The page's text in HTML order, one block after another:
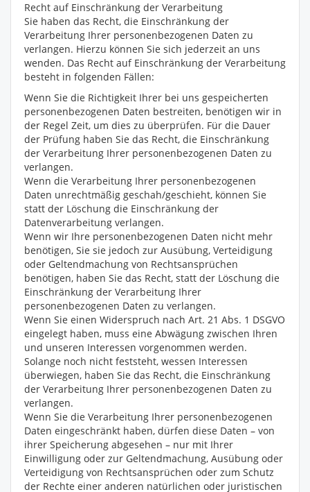
Recht auf Einschränkung der Verarbeitung
Sie haben das Recht, die Einschränkung der
Verarbeitung Ihrer personenbezogenen Daten zu
verlangen. Hierzu können Sie sich jederzeit an uns
wenden. Das Recht auf Einschränkung der Verarbeitung
besteht in folgenden Fällen:
Wenn Sie die Richtigkeit Ihrer bei uns gespeicherten
personenbezogenen Daten bestreiten, benötigen wir in
der Regel Zeit, um dies zu überprüfen. Für die Dauer
der Prüfung haben Sie das Recht, die Einschränkung
der Verarbeitung Ihrer personenbezogenen Daten zu
verlangen.
Wenn die Verarbeitung Ihrer personenbezogenen
Daten unrechtmäßig geschah/geschieht, können Sie
statt der Löschung die Einschränkung der
Datenverarbeitung verlangen.
Wenn wir Ihre personenbezogenen Daten nicht mehr
benötigen, Sie sie jedoch zur Ausübung, Verteidigung
oder Geltendmachung von Rechtsansprüchen
benötigen, haben Sie das Recht, statt der Löschung die
Einschränkung der Verarbeitung Ihrer
personenbezogenen Daten zu verlangen.
Wenn Sie einen Widerspruch nach Art. 21 Abs. 1 DSGVO
eingelegt haben, muss eine Abwägung zwischen Ihren
und unseren Interessen vorgenommen werden.
Solange noch nicht feststeht, wessen Interessen
überwiegen, haben Sie das Recht, die Einschränkung
der Verarbeitung Ihrer personenbezogenen Daten zu
verlangen.
Wenn Sie die Verarbeitung Ihrer personenbezogenen
Daten eingeschränkt haben, dürfen diese Daten – von
ihrer Speicherung abgesehen – nur mit Ihrer
Einwilligung oder zur Geltendmachung, Ausübung oder
Verteidigung von Rechtsansprüchen oder zum Schutz
der Rechte einer anderen natürlichen oder juristischen